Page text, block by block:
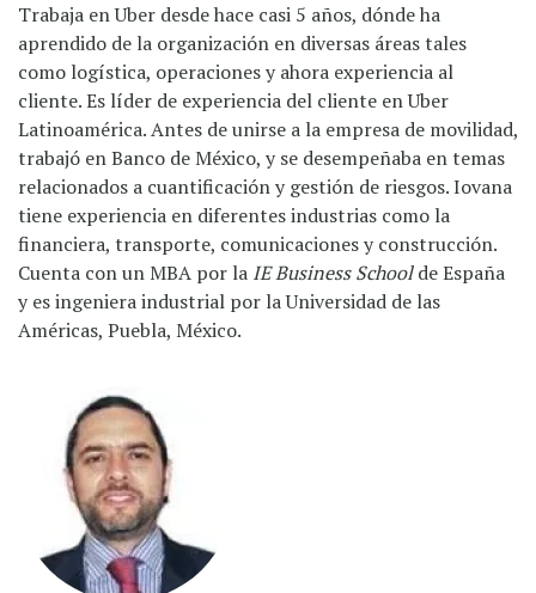
Trabaja en Uber desde hace casi 5 años, dónde ha
aprendido de la organización en diversas áreas tales
como logística, operaciones y ahora experiencia al
cliente. Es líder de experiencia del cliente en Uber
Latinoamérica. Antes de unirse a la empresa de movilidad,
trabajó en Banco de México, y se desempeñaba en temas
relacionados a cuantificación y gestión de riesgos. Iovana
tiene experiencia en diferentes industrias como la
financiera, transporte, comunicaciones y construcción.
Cuenta con un MBA por la IE Business Schoolde España
y es ingeniera industrial por la Universidad de las
Américas, Puebla, México.